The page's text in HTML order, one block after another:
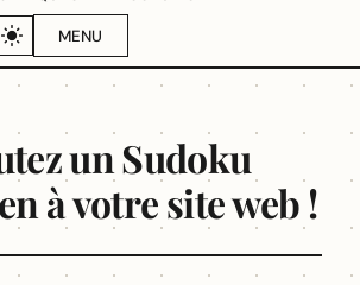
MENU
un Sudoku
à votre site web !